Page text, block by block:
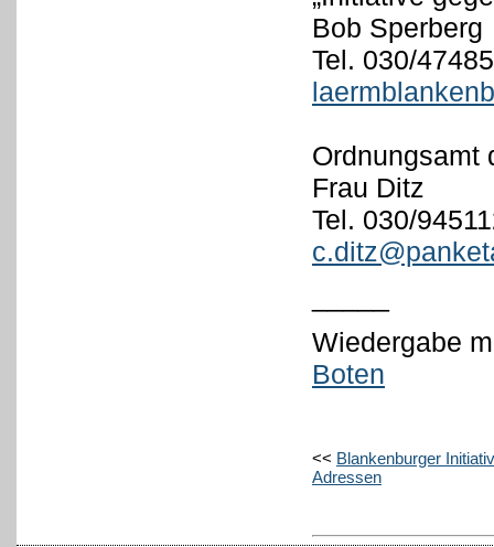
Bob Sperberg
Tel. 030/
Ordnungsamt
Frau Ditz
Tel. 030/
Wiedergabe
Boten
<< Blankenburger
Adressen